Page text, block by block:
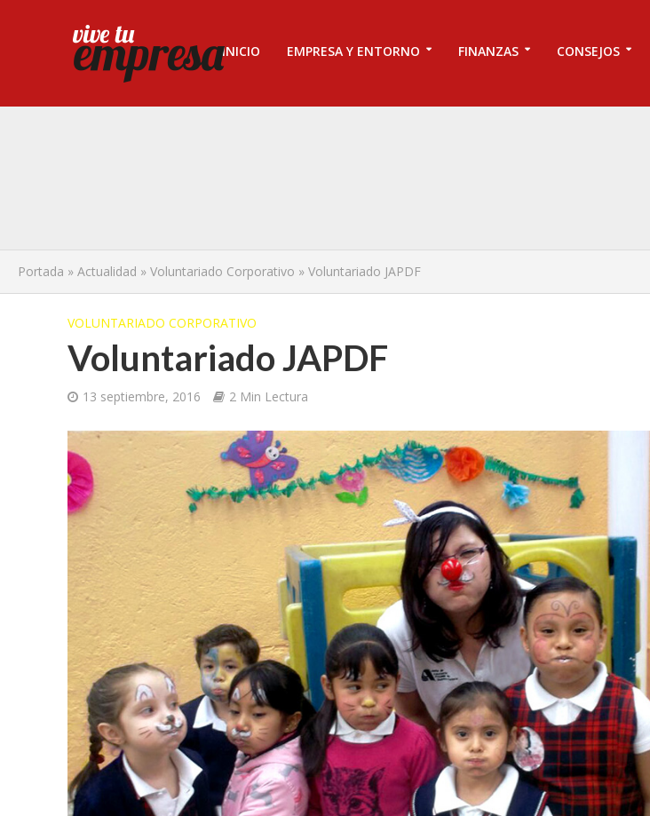
INICIO EMPRESA Y ENTORNO FINANZAS CONSEJOS
Portada » Actualidad » Voluntariado Corporativo » Voluntariado JAPDF
VOLUNTARIADO CORPORATIVO
Voluntariado JAPDF
13 septiembre, 2016 2 Min Lectura